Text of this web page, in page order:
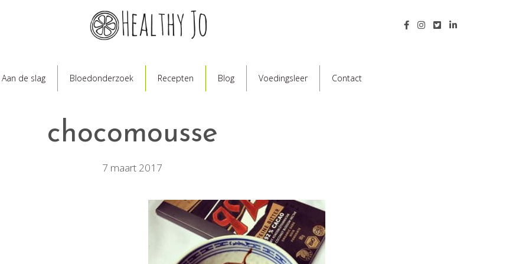
Aan de slag Bloedonderzoek Recepten Blog Voedingsleer Contact
chocomousse
7 maart 2017